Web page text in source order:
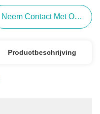
Neem Contact Met Ons Op
Productbeschrijving